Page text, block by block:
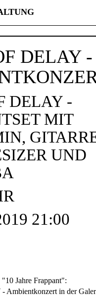
DELAY -
DELAY -
MIT
UND
21:00
Jahre Frappant":
Ambientkonzert in der